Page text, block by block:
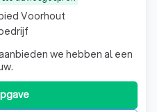
we hebben al een
Voorhout